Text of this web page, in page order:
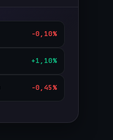
-0,10%
+1,10%
-0,45%